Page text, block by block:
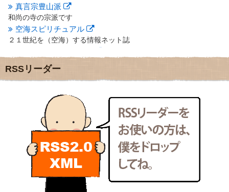
2012年4月 (16)
2012年3月(17)
2012年2月(20)
2012年1月(25)
2011年11月(28)
2011年10月(31)
2011年9月(24)
2011年7月(18)
2011年6月
2011年5月
(15)
2011年4月(17)
2011年3月(15)
2011年2月
2011年1月(22)
2010年12月(21)
2010年11月
真言宗豊山派
和尚の寺の宗派です
空海スピリチュアル
２１世紀を（空海）する情報ネット誌
地域のライターさんです
小豆島 圓満寺
新聞屋の道具箱
新聞社で使われる用語の解説など
makotoさんの御符内巡礼記
東京の巡礼記です
POLYHEDON
いろいろなことが書いてあるよ
bunchan
あちこち行って！
目白鍼灸院
RSSリーダー